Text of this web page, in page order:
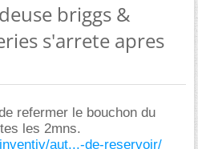
briggs &
s'arrete apres
refermer le bouchon du
les 2mns.
aut...-de-reservoir/